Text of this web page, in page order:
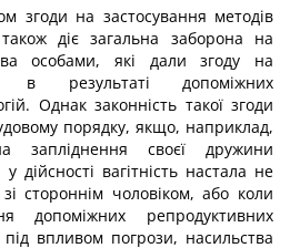
згоди на застосування методів
діє загальна заборона на
особами, які дали згоду на
в результаті допоміжних
Однак законність такої згоди
порядку, якщо, наприклад,
запліднення своєї дружини
вагітність настала не
стороннім чоловіком, або коли
допоміжних репродуктивних
впливом погрози, насильства